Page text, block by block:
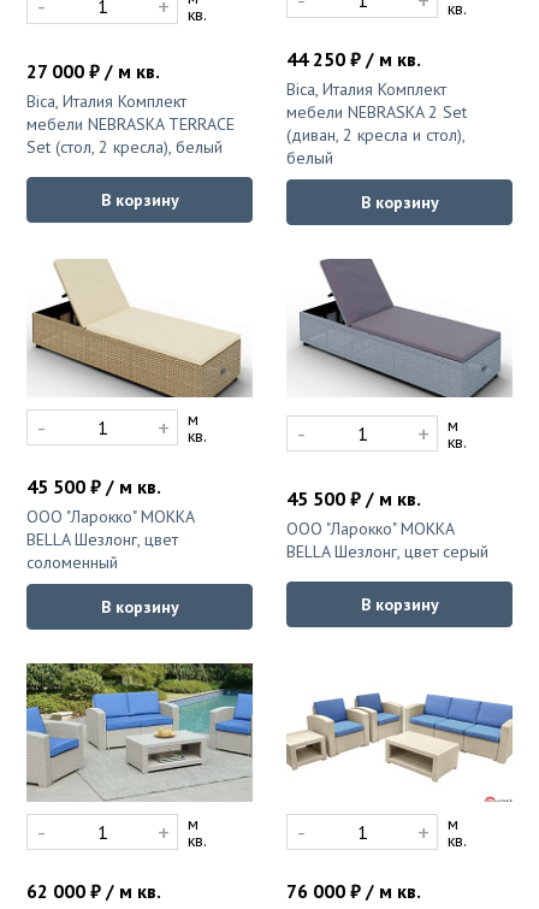
27 000 ₽ / м кв.
Bica, Италия Комплект
мебели NEBRASKA TERRACE
Set (стол, 2 кресла), белый
кв.
В корзину
44 250 ₽ / м кв.
Bica, Италия Комплект
мебели NEBRASKA 2 Set
(диван, 2 кресла и стол),
белый
кв.
В корзину
45 500 ₽ / м кв.
ООО "Ларокко" MOKKA
BELLA Шезлонг, цвет
соломенный
- + м
кв.
В корзину
45 500 ₽ / м кв.
ООО "Ларокко" MOKKA
BELLA Шезлонг, цвет серый
- + м
кв.
В корзину
62 000 ₽ / м кв.
- + м
кв.
76 000 ₽ / м кв.
- + м
кв.